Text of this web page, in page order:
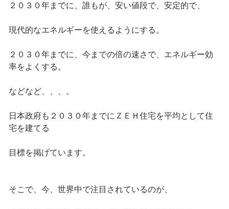
２０３０年までに、誰もが、安い値段で、安定的で、
現代的なエネルギーを使えるようにする。
２０３０年までに、今までの倍の速さで、エネルギー効
率をよくする。
などなど、、、。
日本政府も２０３０年までにＺＥＨ住宅を平均として住
宅を建てる
目標を掲げています。
そこで、今、世界中で注目されているのが、